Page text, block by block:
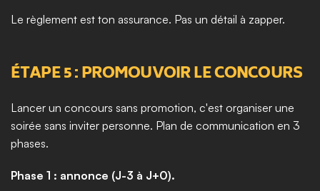
Le règlement est ton assurance. Pas un détail à zapper.
ÉTAPE 5 : PROMOUVOIR LE CONCOURS
Lancer un concours sans promotion, c'est organiser une
soirée sans inviter personne. Plan de communication en 3
phases.
Phase 1 : annonce (J-3 à J+0).